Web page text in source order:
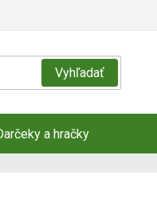
Vyhľadať
a hračky